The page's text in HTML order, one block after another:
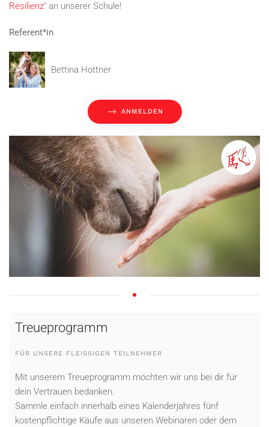
Resilienz" an unserer Schule!
Referent*in
Bettina Hottner
ANMELDEN
Treueprogramm
FÜR UNSERE FLEISSIGEN TEILNEHMER
Mit unserem Treueprogramm möchten wir uns bei dir für
dein Vertrauen bedanken.
Sammle einfach innerhalb eines Kalenderjahres fünf
kostenpflichtige Käufe aus unseren Webinaren oder dem